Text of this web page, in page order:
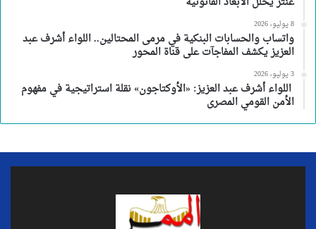
8 يوليو، 2026
واتساب والحسابات البنكية في مرمى المحتالين.. اللواء أشرف عبد
العزيز يكشف المفاجآت على قناة المحور
3 يوليو، 2026
اللواء أشرف عبد العزيز: «الأوكتاجون» نقلة استراتيجية في مفهوم
الأمن القومي المصرى